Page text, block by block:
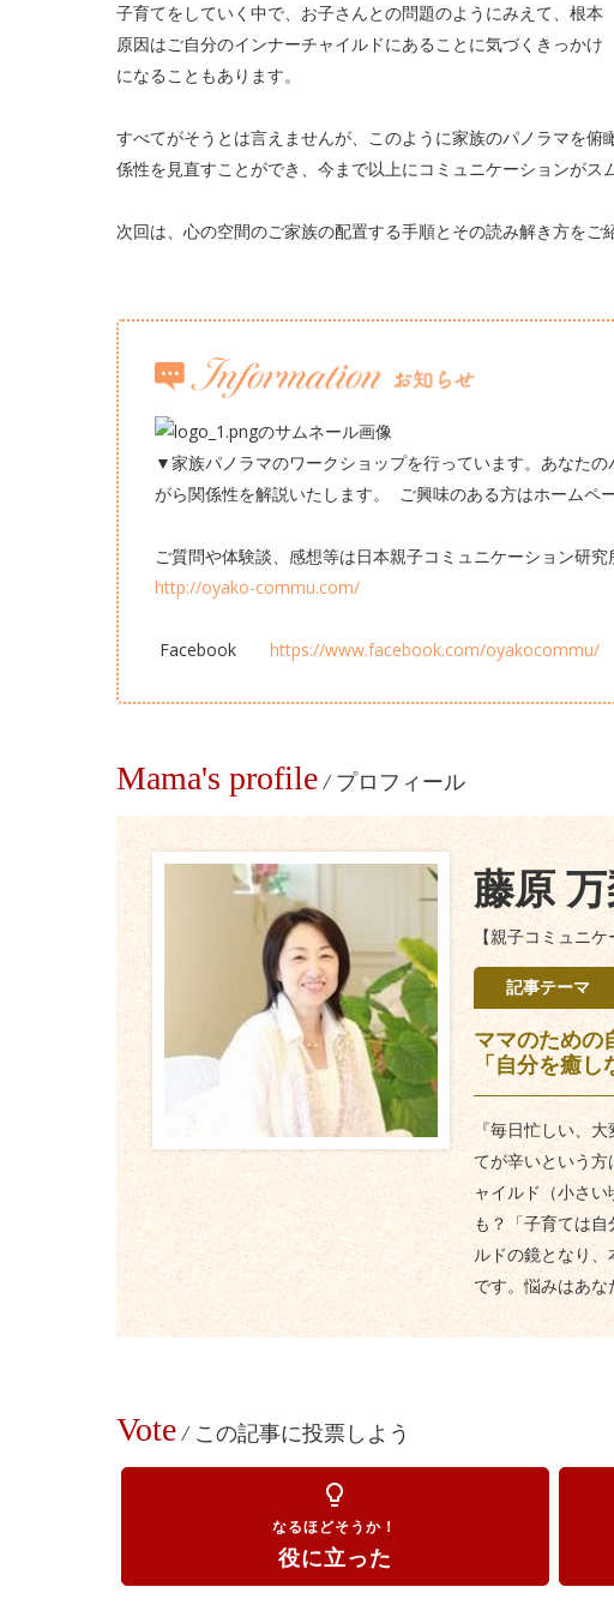
子育てをしていく中で、お子さんとの問題のようにみえて、根本
原因はご自分のインナーチャイルドにあることに気づくきっかけ
になることもあります。
すべてがそうとは言えませんが、このように家族のパノラマを
係性を見直すことができ、今まで以上にコミュニケーションがス
次回は、心の空間のご家族の配置する手順とその読み解き方をご
▼家族パノラマのワークショップを行っています。あなた
がら関係性を解説いたします。 ご興味のある方はホームペ
ご質問や体験談、感想等は日本親子コミ
http://oyako-commu.com/
Facebook https://www.facebook.com/oyakocommu/
Mama's profile / プロフィール
藤原
【親子コミュニ
記事テーマ
ママのための
「自分を癒し
『毎日忙しい、
てが辛いという
ャイルド（小さ
も？「子育ては
ルドの鏡となり
です。悩みはあな
Vote / この記事に投票しよう
lightbulb_outline
なるほどそうか！
役に立った